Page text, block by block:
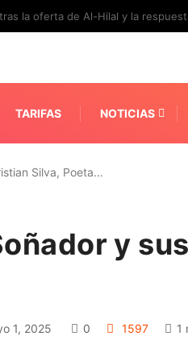
la oferta de Al-Hilal y la
TARIFAS NOTICIAS
Silva, Poeta…
y
1, 2025 0 1597 1